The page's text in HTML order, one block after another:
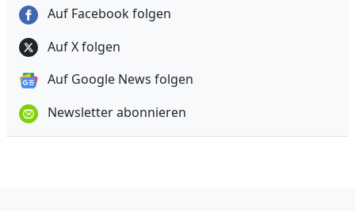
Auf Facebook folgen
Auf X folgen
Auf Google News folgen
Newsletter abonnieren